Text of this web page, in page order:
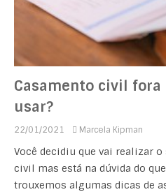
Casamento civil
usar?
22/01/2021 Marcela Kipman
Você decidiu que vai realizar
civil mas está na dúvida do
trouxemos algumas dicas de